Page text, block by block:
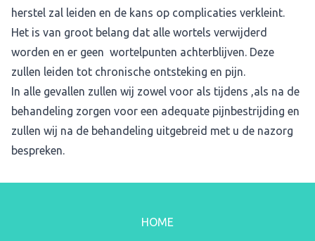
herstel zal leiden en de kans op complicaties verkleint.
Het is van groot belang dat alle wortels verwijderd
worden en er geen wortelpunten achterblijven. Deze
zullen leiden tot chronische ontsteking en pijn.
In alle gevallen zullen wij zowel voor als tijdens ,als na de
behandeling zorgen voor een adequate pijnbestrijding en
zullen wij na de behandeling uitgebreid met u de nazorg
bespreken.
HOME